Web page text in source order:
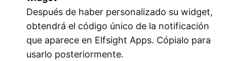
Después de haber personalizado su widget,
obtendrá el código único de la notificación
que aparece en Elfsight Apps. Cópialo para
usarlo posteriormente.